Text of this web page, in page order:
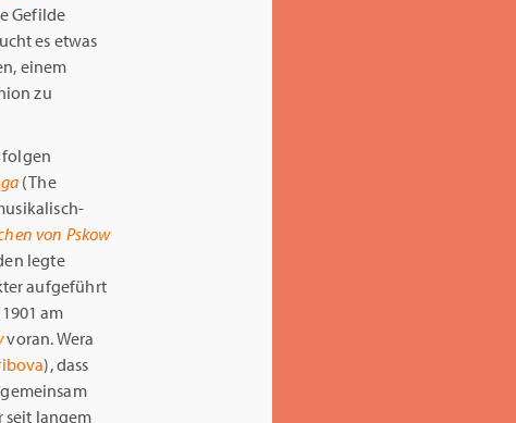
Gefilde
es etwas
einem
zu
folgen
(The
von Pskow
legte
aufgeführt
am
voran. Wera
), dass
seit langem